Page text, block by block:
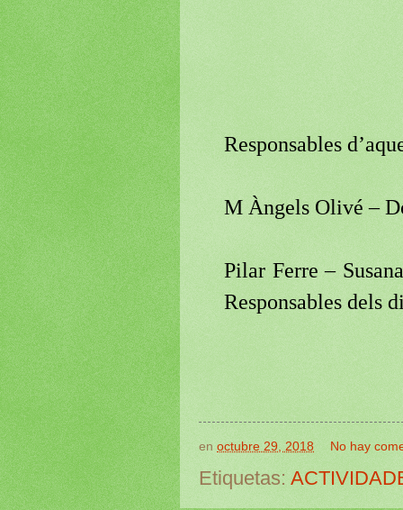
Responsables
M Àngels Olivé –
Pilar Ferre –
Responsables dels
en octubre 29, 2018 No hay
Etiquetas: